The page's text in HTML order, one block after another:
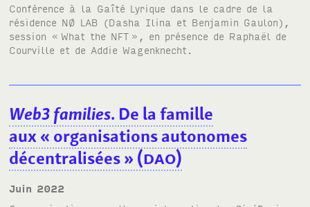
Conférence à la Gaîté Lyrique dans le cadre de la
résidence NØ LAB (Dasha Ilina et Benjamin Gaulon),
session « What the NFT », en présence de Raphaël de
Courville et de Addie Wagenknecht.
Web3 families. De la famille
aux « organisations autonomes
décentralisées» (DAO)
juin 2022